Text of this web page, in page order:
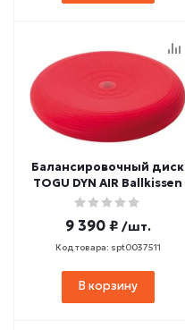
Балансировочный диск
TOGU DYN AIR Ballkissen
9 390 ₽ /шт.
Код товара: spt0037511
В корзину